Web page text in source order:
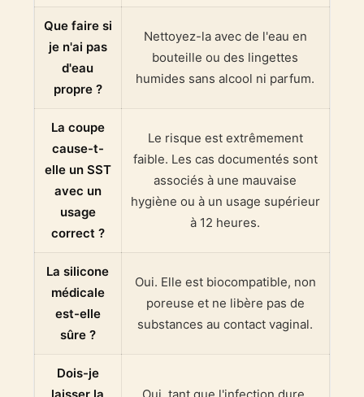
Que faire si
je n'ai pas
d'eau
propre ?
Nettoyez-la avec de l'eau en
bouteille ou des lingettes
humides sans alcool ni parfum.
La coupe
cause-t-
elle un SST
avec un
usage
correct ?
Le risque est extrêmement
faible. Les cas documentés sont
associés à une mauvaise
hygiène ou à un usage supérieur
à 12 heures.
La silicone
médicale
est-elle
sûre ?
Oui. Elle est biocompatible, non
poreuse et ne libère pas de
substances au contact vaginal.
Dois-je